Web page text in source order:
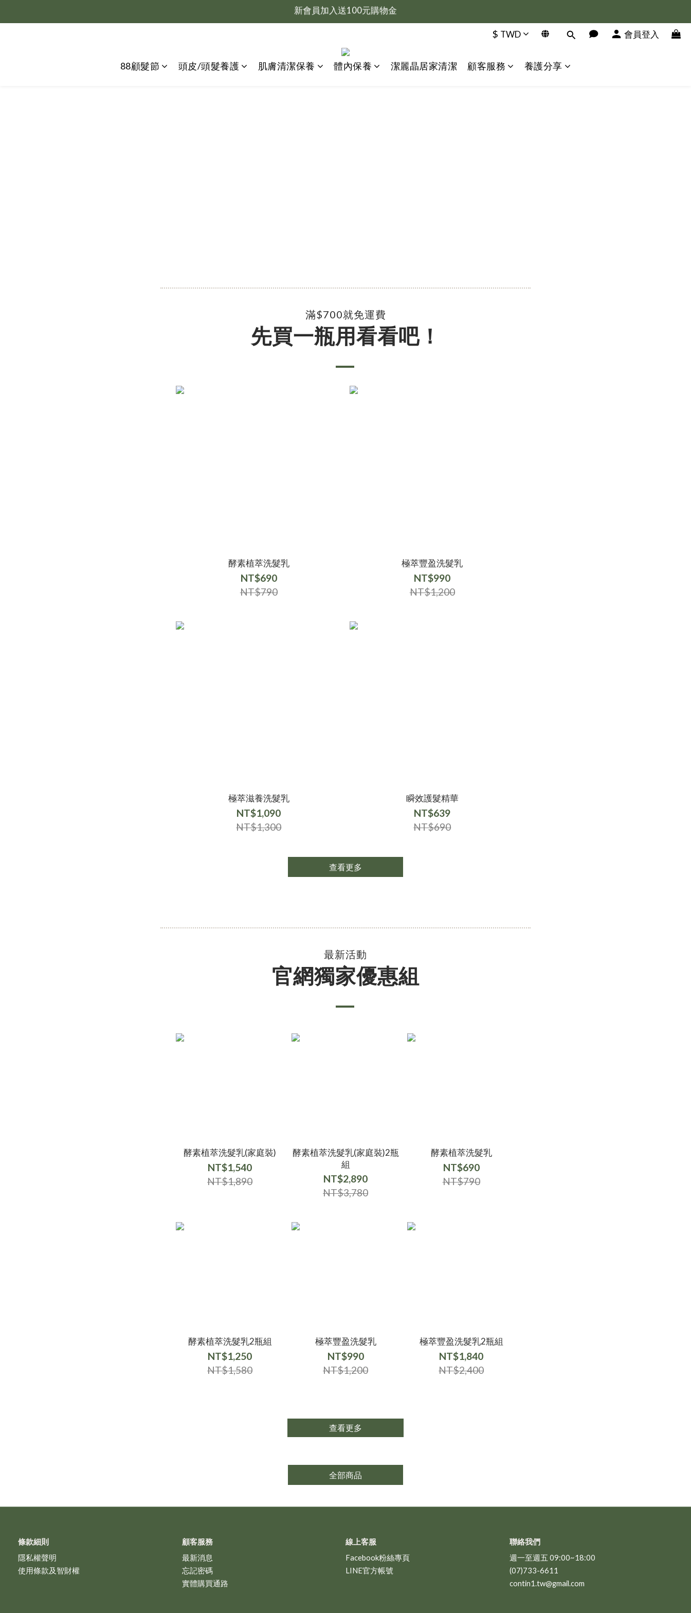
新會員加入送100元購物金
$ TWD 會員登入
88顧髮節 頭皮/頭髮養護 肌膚清潔保養 體內保養 潔麗晶居家清潔 顧客服務 養護分享
滿$700就免運費
先買一瓶用看看吧！
酵素植萃洗髮乳
NT$690
NT$790
極萃豐盈洗髮乳
NT$990
NT$1,200
極萃滋養洗髮乳
NT$1,090
NT$1,300
瞬效護髮精華
NT$639
NT$690
查看更多
最新活動
官網獨家優惠組
酵素植萃洗髮乳(家庭裝)
NT$1,540
NT$1,890
酵素植萃洗髮乳(家庭裝)2瓶
組
NT$2,890
NT$3,780
酵素植萃洗髮乳
NT$690
NT$790
酵素植萃洗髮乳2瓶組
NT$1,250
NT$1,580
極萃豐盈洗髮乳
NT$990
NT$1,200
極萃豐盈洗髮乳2瓶組
NT$1,840
NT$2,400
查看更多
全部商品
條款細則
隱私權聲明
使用條款及智財權
顧客服務
最新消息
忘記密碼
實體購買通路
線上客服
Facebook粉絲專頁
LINE官方帳號
聯絡我們
週一至週五 09:00~18:00
(07)733-6611
contin1.tw@gmail.com